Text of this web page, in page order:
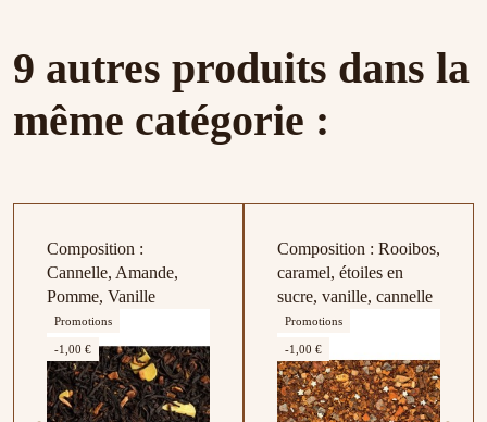
9 autres produits dans la
même catégorie :
Composition :
Cannelle, Amande,
Pomme, Vanille
Promotions
-1,00 €
Composition : Rooibos,
caramel, étoiles en
sucre, vanille, cannelle
Promotions
-1,00 €